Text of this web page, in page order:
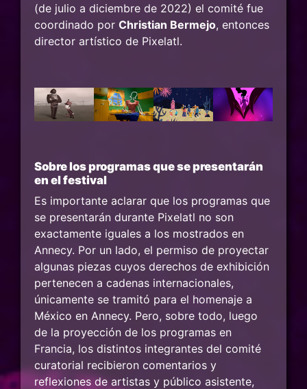
(de julio a diciembre de 2022) el comité fue
coordinado por Christian Bermejo, entonces
director artístico de Pixelatl.
Sobre los programas que se presentarán
en el festival
Es importante aclarar que los programas que
se presentarán durante Pixelatl no son
exactamente iguales a los mostrados en
Annecy. Por un lado, el permiso de proyectar
algunas piezas cuyos derechos de exhibición
pertenecen a cadenas internacionales,
únicamente se tramitó para el homenaje a
México en Annecy. Pero, sobre todo, luego
de la proyección de los programas en
Francia, los distintos integrantes del comité
curatorial recibieron comentarios y
reflexiones de artistas y público asistente,